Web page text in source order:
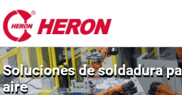
Soluciones de soldadura
aire